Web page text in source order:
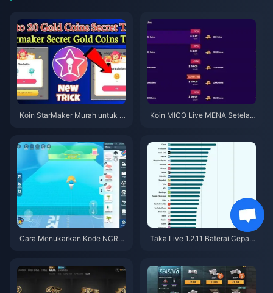
Koin StarMaker Murah untuk A
Koin MICO Live MENA Setelah
Cara Menukarkan Kode NCRC
Taka Live 1.2.11 Baterai Cepat
ngatasinya